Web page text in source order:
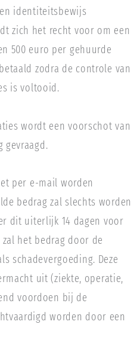
identiteitsbewijs
zich het recht voor om een
500 euro per gehuurde
zodra de controle van
is voltooid.
wordt een voorschot van
gevraagd.
per e-mail worden
bedrag zal slechts worden
dit uiterlijk 14 dagen voor
het bedrag door de
schadevergoeding. Deze
uit (ziekte, operatie,
voordoen bij de
worden door een